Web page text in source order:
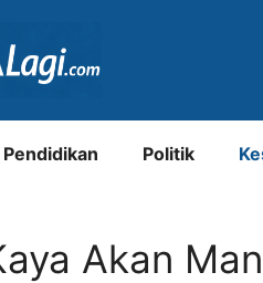
Pendidikan Politik
Akan